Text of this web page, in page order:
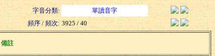
字音分類:
單讀音字
頻序 / 頻次: 3925 / 40
備註